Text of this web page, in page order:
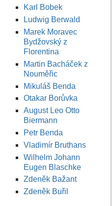
Karl Bobek
Ludwig Berwald
Marek Moravec
Bydžovský z
Florentina
Martin Bacháček z
Nouměřic
Mikuláš Benda
Otakar Borůvka
August Leo Otto
Biermann
Petr Benda
Vladimír Bruthans
Wilhelm Johann
Eugen Blaschke
Zdeněk Bažant
Zdeněk Buřil